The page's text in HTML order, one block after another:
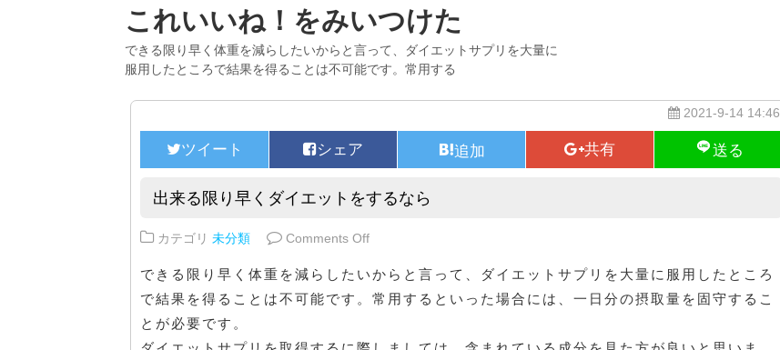
これいいね！をみいつけた
できる限り早く体重を減らしたいからと言って、ダイエットサプリを大量に
服用したところで結果を得ることは不可能です。常用する
2021-9-14 14:46
出来る限り早くダイエットをするなら
カテゴリ 未分類 Comments Offon 出来る限り早くダイエットをするなら
できる限り早く体重を減らしたいからと言って、ダイエットサプリを大量に服用したところ
で結果を得ることは不可能です。常用するといった場合には、一日分の摂取量を固守するこ
とが必要です。